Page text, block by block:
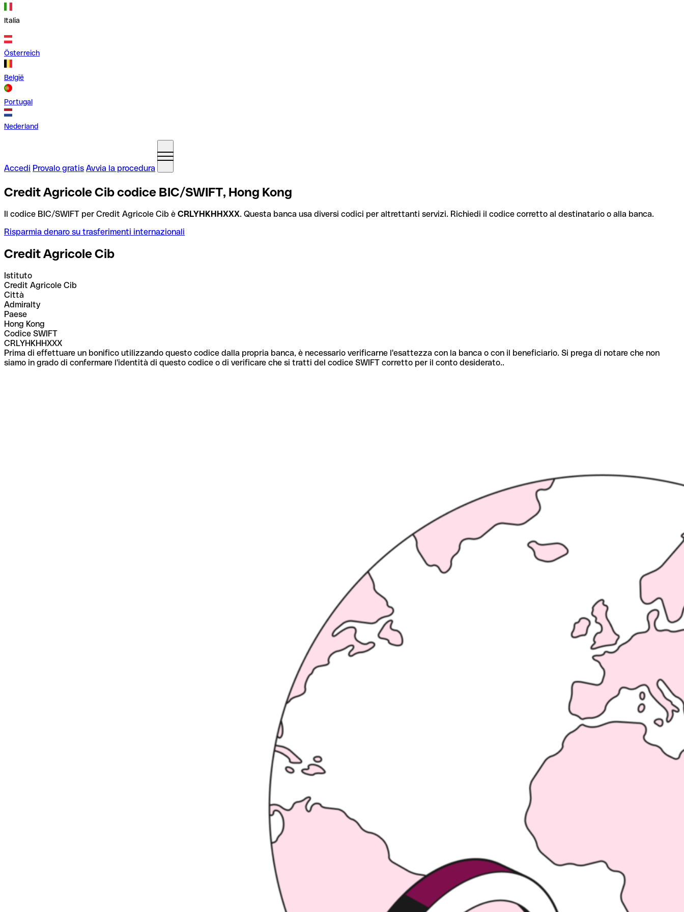
Italia
Österreich
België
Portugal
Nederland
Accedi Provalo gratis Avvia la procedura
Credit Agricole Cib codice BIC/SWIFT, Hong Kong
Il codice BIC/SWIFT per Credit Agricole Cib è CRLYHKHHXXX. Questa banca usa diversi codici per altrettanti servizi. Richiedi il codice corretto al destinatario o alla banca.
Risparmia denaro su trasferimenti internazionali
Credit Agricole Cib
Istituto
Credit Agricole Cib
Città
Admiralty
Paese
Hong Kong
Codice SWIFT
CRLYHKHHXXX
Prima di effettuare un bonifico utilizzando questo codice dalla propria banca, è necessario verificarne l'esattezza con la banca o con il beneficiario. Si prega di notare che non
siamo in grado di confermare l'identità di questo codice o di verificare che si tratti del codice SWIFT corretto per il conto desiderato..